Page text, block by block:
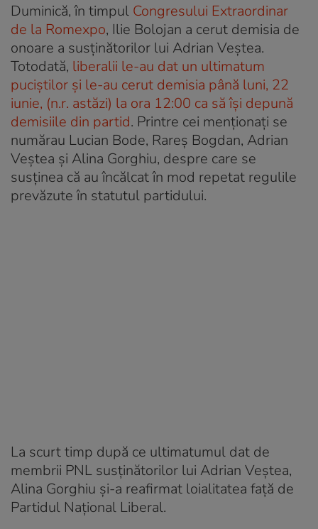
Duminică, în timpul Congresului Extraordinar
de la Romexpo, Ilie Bolojan a cerut demisia de
onoare a susținătorilor lui Adrian Veștea.
Totodată, liberalii le-au dat un ultimatum
puciștilor și le-au cerut demisia până luni, 22
iunie, (n.r. astăzi) la ora 12:00 ca să își depună
demisiile din partid. Printre cei menționați se
numărau Lucian Bode, Rareș Bogdan, Adrian
Veștea și Alina Gorghiu, despre care se
susținea că au încălcat în mod repetat regulile
prevăzute în statutul partidului.
La scurt timp după ce ultimatumul dat de
membrii PNL susținătorilor lui Adrian Veștea,
Alina Gorghiu și-a reafirmat loialitatea față de
Partidul Național Liberal.